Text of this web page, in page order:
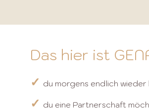
Das hier ist
✓ du morgens endlich
✓ du eine Partnerschaft